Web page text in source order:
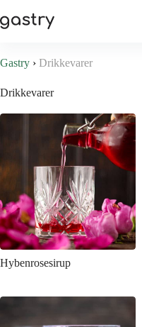
til
indhold
Gastry › Drikkevarer
Drikkevarer
Hybenrosesirup